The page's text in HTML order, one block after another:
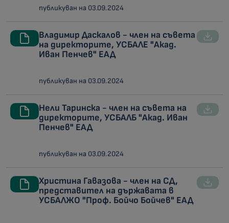
публикуван на 03.09.2024
Владимир Даскалов - член на съвета
на директорите, УСБАЛЕ "Акад.
Иван Пенчев" ЕАД
публикуван на 03.09.2024
Нели Таринска - член на съвета на
директорите, УСБАЛБ "Акад. Иван
Пенчев" ЕАД
публикуван на 03.09.2024
Христина Гавазова - член на СД,
представител на държавата в
УСБАЛЖО "Проф. Бойчо Бойчев" ЕАД